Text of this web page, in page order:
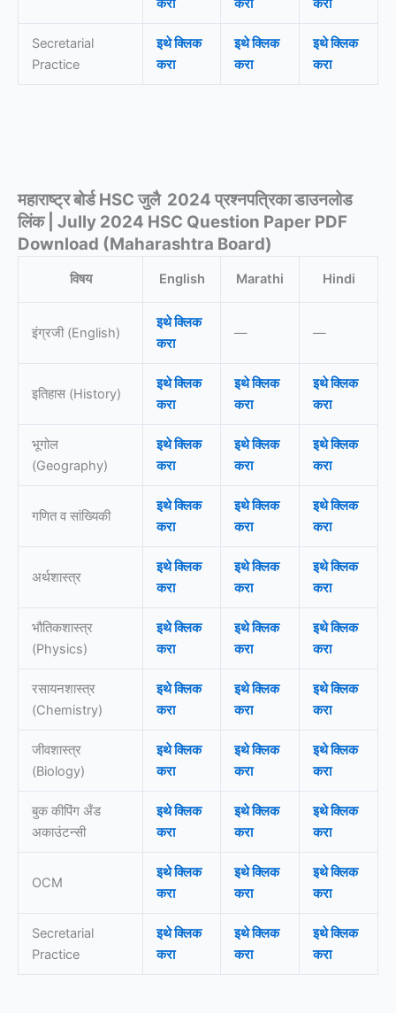
करा करा करा
Secretarial
Practice
इथे क्लिक
करा
इथे क्लिक
करा
इथे क्लिक
करा
महाराष्ट्र बोर्ड HSC जुलै 2024 प्रश्नपत्रिका डाउनलोड
लिंक | Jully 2024 HSC Question Paper PDF
Download (Maharashtra Board)
विषय English Marathi Hindi
इंग्रजी (English)
इथे क्लिक
करा
— —
इतिहास (History)
इथे क्लिक
करा
इथे क्लिक
करा
इथे क्लिक
करा
भूगोल
(Geography)
इथे क्लिक
करा
इथे क्लिक
करा
इथे क्लिक
करा
गणित व सांख्यिकी
इथे क्लिक
करा
इथे क्लिक
करा
इथे क्लिक
करा
अर्थशास्त्र
इथे क्लिक
करा
इथे क्लिक
करा
इथे क्लिक
करा
भौतिकशास्त्र
(Physics)
इथे क्लिक
करा
इथे क्लिक
करा
इथे क्लिक
करा
रसायनशास्त्र
(Chemistry)
इथे क्लिक
करा
इथे क्लिक
करा
इथे क्लिक
करा
जीवशास्त्र
(Biology)
इथे क्लिक
करा
इथे क्लिक
करा
इथे क्लिक
करा
बुक कीपिंग अँड
अकाउंटन्सी
इथे क्लिक
करा
इथे क्लिक
करा
इथे क्लिक
करा
OCM
इथे क्लिक
करा
इथे क्लिक
करा
इथे क्लिक
करा
Secretarial
Practice
इथे क्लिक
करा
इथे क्लिक
करा
इथे क्लिक
करा